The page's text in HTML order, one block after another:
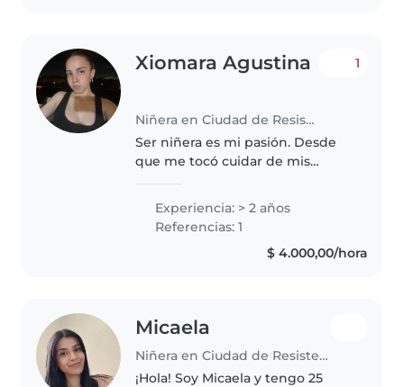
Xiomara Agustina
Niñera en Ciudad de Resistencia
1
Ser niñera es mi pasión. Desde
que me tocó cuidar de mis
mucho. Después pase a ser
catequista en la parroquia San
Javier, siempre estando con los
Experiencia: > 2 años
Referencias: 1
$ 4.000,00/hora
Micaela
Niñera en Ciudad de Resistencia
¡Hola! Soy Micaela y tengo 25